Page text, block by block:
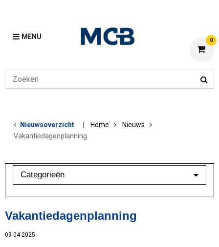
MENU 0
Nieuwsoverzicht Home
Nieuws
Vakantiedagenplanning
Categorieën
Overig
Vakantiedagenplanning
09-04-2025